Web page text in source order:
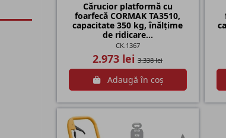
Cărucior platformă cu
foarfecă CORMAK TA3510,
capacitate 350 kg, înălțime
de ridicare...
CK.1367
2.973 lei3.338 lei
Adaugă în coș